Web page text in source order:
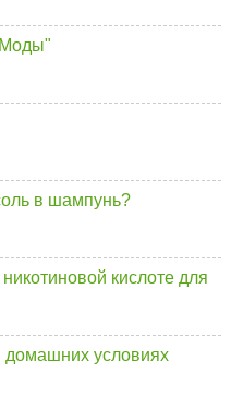
Моды"
в шампунь?
кислоте для
домашних условиях